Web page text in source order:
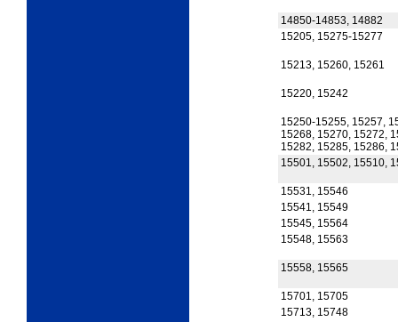
14850-14853, 14882
15205, 15275-15277
15213, 15260, 15261
15220, 15242
15250-15255, 15257,
15268, 15270, 15272,
15282, 15285, 15286,
15501, 15502, 15510,
15531, 15546
15541, 15549
15545, 15564
15548, 15563
15558, 15565
15701, 15705
15713, 15748